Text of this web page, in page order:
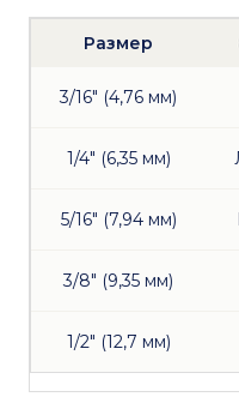
Размер
3/16" (4,76 мм)
1/4" (6,35 мм)
5/16" (7,94 мм)
3/8" (9,35 мм)
1/2" (12,7 мм)